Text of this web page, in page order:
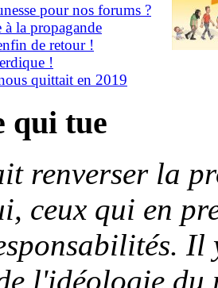
pour nos forums ?
la propagande
de retour !
!
quittait en 2019
qui tue
renverser la
ceux qui en
Il
l'idéologie du